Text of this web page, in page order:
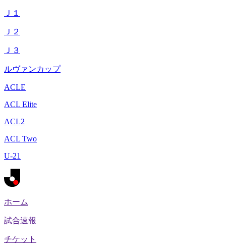
Ｊ１
Ｊ２
Ｊ３
ルヴァンカップ
ACLE
ACL Elite
ACL2
ACL Two
U-21
ホーム
試合速報
チケット